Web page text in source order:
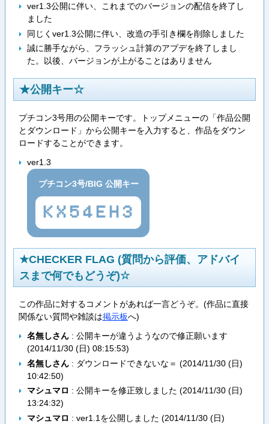
ver1.3公開に伴い、これまでのバージョンの配信を終了し
ました
同じくver1.3公開に伴い、改造の手引き欄を削除しました
誠に勝手ながら、フラッシュ計算のアプデを終了しまし
た。以後、バージョンが上がることはありません
★公開キー☆
プチコン3号用の公開キーです。トップメニューの「作品公開
とダウンロード」から公開キーを入力すると、作品をダウン
ロードすることができます。
ver1.3
プチコン3号/BIG 公開キー
KX54EH3
★CHECKER FLAG (質問から評価、アドバイ
スまで何でもどうぞ)☆
この作品に対するコメントがあれば一言どうぞ。(作品に直接
関係ない質問や雑談は掲示板へ)
名無しさん: 公開キーが違うようなので修正願います
(2014/11/30 (日) 08:15:53)
名無しさん: ダウンロードできないな＝ (2014/11/30 (日)
10:42:50)
マシュマロ : 公開キーを修正致しました (2014/11/30 (日)
13:24:32)
マシュマロ : ver1.1を公開しました (2014/11/30 (日)